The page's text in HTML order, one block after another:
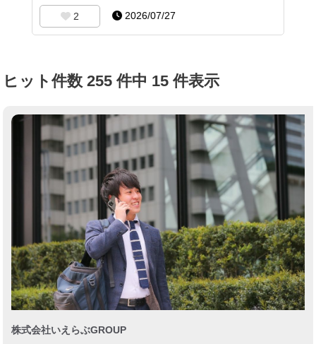
2 2026/07/27
ヒット件数 255 件中 15 件表示
株式会社いえらぶGROUP